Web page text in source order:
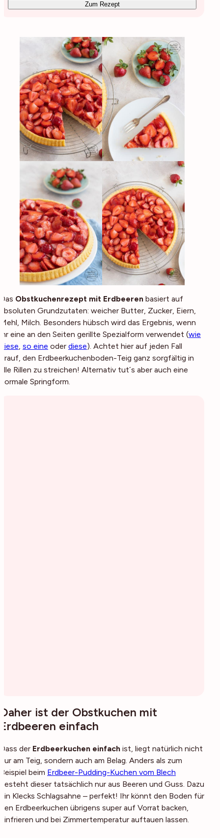
Zum Rezept
Das Obstkuchenrezept mit Erdbeeren basiert auf
absoluten Grundzutaten: weicher Butter, Zucker, Eiern,
Mehl, Milch. Besonders hübsch wird das Ergebnis, wenn
ihr eine an den Seiten gerillte Spezialform verwendet (wie
diese, so eine oder diese). Achtet hier auf jeden Fall
drauf, den Erdbeerkuchenboden-Teig ganz sorgfältig in
alle Rillen zu streichen! Alternativ tut´s aber auch eine
normale Springform.
Daher ist der Obstkuchen mit
Erdbeeren einfach
Dass der Erdbeerkuchen einfach ist, liegt natürlich nicht
nur am Teig, sondern auch am Belag. Anders als zum
Beispiel beim Erdbeer-Pudding-Kuchen vom Blech
besteht dieser tatsächlich nur aus Beeren und Guss. Dazu
ein Klecks Schlagsahne – perfekt! Ihr könnt den Boden für
den Erdbeerkuchen übrigens super auf Vorrat backen,
einfrieren und bei Zimmertemperatur auftauen lassen.